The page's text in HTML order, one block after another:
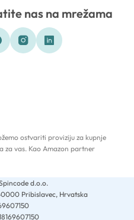
nas na mrežama
ostvariti proviziju za kupnje
za vas. Kao Amazon partner
d.o.o.
Pribislavec, Hrvatska